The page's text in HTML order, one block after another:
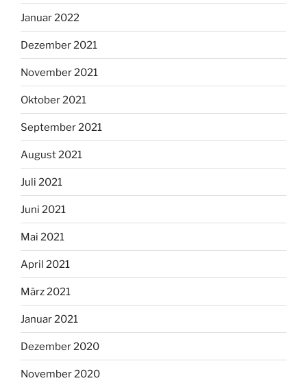
Januar 2022
Dezember 2021
November 2021
Oktober 2021
September 2021
August 2021
Juli 2021
Juni 2021
Mai 2021
April 2021
März 2021
Januar 2021
Dezember 2020
November 2020